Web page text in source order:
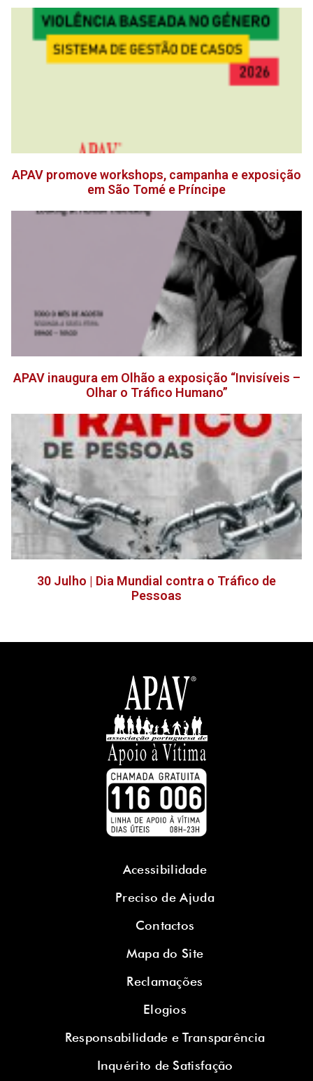
APAV promove workshops, campanha e exposição
em São Tomé e Príncipe
APAV inaugura em Olhão a exposição “Invisíveis –
Olhar o Tráfico Humano”
30 Julho | Dia Mundial contra o Tráfico de
Pessoas
Acessibilidade
Preciso de Ajuda
Contactos
Mapa do Site
Reclamações
Elogios
Responsabilidade e Transparência
Inquérito de Satisfação